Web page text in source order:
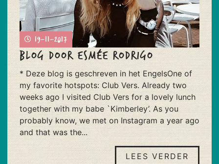
19-11-2017
Blog door Esmée Rodrigo
* Deze blog is geschreven in het EngelsOne of
my favorite hotspots: Club Vers. Already two
weeks ago I visited Club Vers for a lovely lunch
together with my babe `Kimberley’. As you
probably know, we met on Instagram a year ago
and that was the...
LEES VERDER